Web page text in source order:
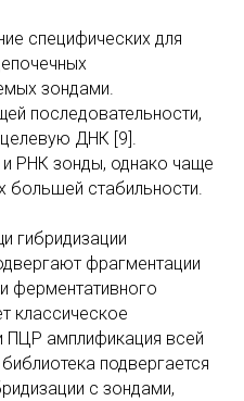
специфических для
зондами.
последовательности,
ДНК [9].
РНК зонды, однако чаще
большей стабильности.
гибридизации
фрагментации
ферментативного
классическое
ПЦР амплификация всей
подвергается
с зондами,